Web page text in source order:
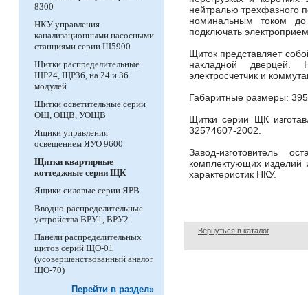
8300
НКУ управления
канализационными насосными
станциями серии Ш5900
Щитки распределительные
ЩР24, ЩР36, на 24 и 36
модулей
Щитки осветительные серии
ОЩ, ОЩВ, УОЩВ
Ящики управления
освещением ЯУО 9600
Щитки квартирные
коттеджные серии ЩК
Ящики силовые серии ЯРВ
Вводно-распределительные
устройства ВРУ1, ВРУ2
Панели распределительных
щитов серий ЩО-01
(усовершенствованный аналог
ЩО-70)
Перейти в раздел»
нейтралью трехфазного
номинальным током
подключать
Щиток представляет
накладной дверцей.
электросчетчик и
Габаритные размеры:
Щитки серии ЩК
32574607-2002.
Завод-изготовитель
комплектующих изделий
характеристик НКУ.
Вернуться в каталог